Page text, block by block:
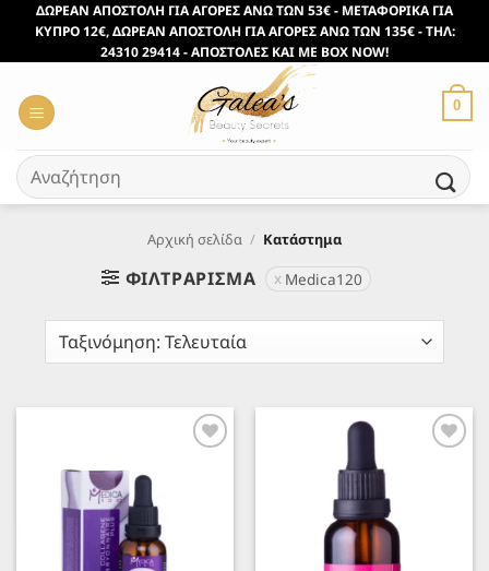
Μετάβαση
περιεχόμενο
ΔΩΡΕΑΝ ΑΠΟΣΤΟΛΗ ΓΙΑ ΑΓΟΡΕΣ ΑΝΩ ΤΩΝ 53€ - ΜΕΤΑΦΟΡΙΚΑ ΓΙΑ
ΚΥΠΡΟ 12€, ΔΩΡΕΑΝ ΑΠΟΣΤΟΛΗ ΓΙΑ ΑΓΟΡΕΣ ΑΝΩ ΤΩΝ 135€ - ΤΗΛ:
24310 29414 - ΑΠΟΣΤΟΛΕΣ ΚΑΙ ΜΕ BOX NOW!
0
Αναζήτηση
για:
Αρχική σελίδα / Κατάστημα
ΦΙΛΤΡΆΡΙΣΜΑ Medica120
Προσθήκη
Προσθήκη